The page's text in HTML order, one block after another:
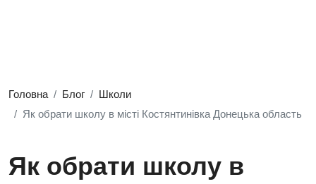
Головна Блог
Школи
Як обрати школу в місті Костянтинівка Донецька область
Як обрати школу в